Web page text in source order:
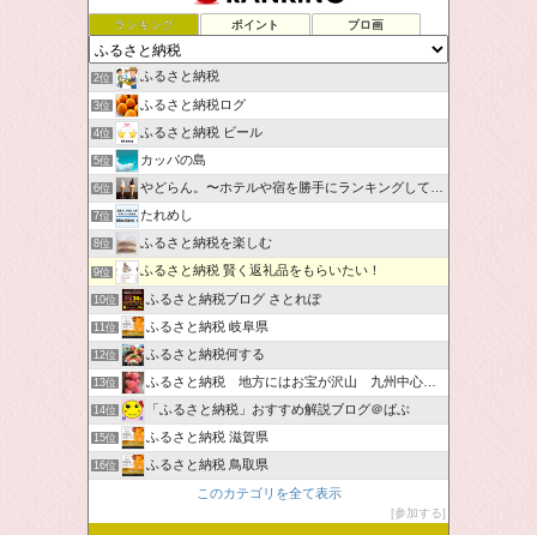
ランキング ポイント ブロ画
2位 ふるさと納税
3位 ふるさと納税ログ
4位 ふるさと納税 ビール
5位 カッパの島
6位 やどらん。〜ホテルや宿を勝手にランキングしてみた〜
7位 たれめし
8位 ふるさと納税を楽しむ
9位 ふるさと納税 賢く返礼品をもらいたい！
10位 ふるさと納税ブログ さとれぽ
11位 ふるさと納税 岐阜県
12位 ふるさと納税何する
13位 ふるさと納税 地方にはお宝が沢山 九州中心です。
14位 「ふるさと納税」おすすめ解説ブログ＠ばぶ
15位 ふるさと納税 滋賀県
16位
ふるさと納税 鳥取県
このカテゴリを全て表示
参加する